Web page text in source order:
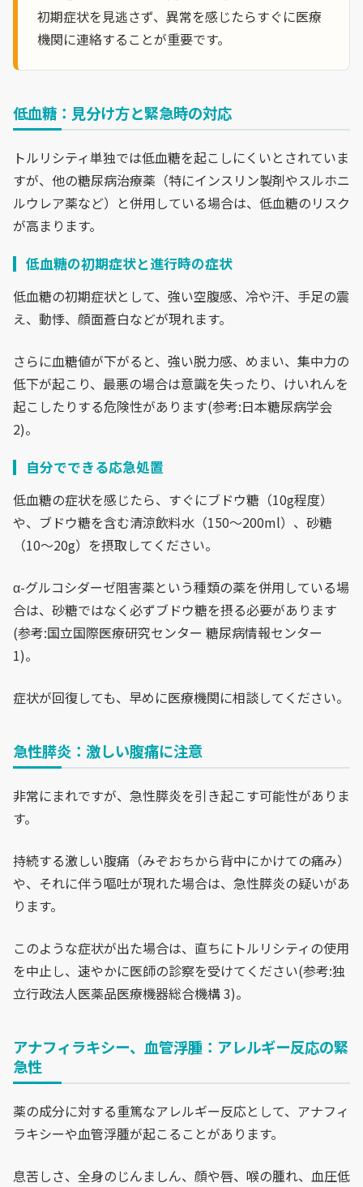
初期症状を見逃さず、異常を感じたらすぐに医療
機関に連絡することが重要です。
低血糖：見分け方と緊急時の対応
トルリシティ単独では低血糖を起こしにくいとされていま
すが、他の糖尿病治療薬（特にインスリン製剤やスルホニ
ルウレア薬など）と併用している場合は、低血糖のリスク
が高まります。
低血糖の初期症状と進行時の症状
低血糖の初期症状として、強い空腹感、冷や汗、手足の震
え、動悸、顔面蒼白などが現れます。
さらに血糖値が下がると、強い脱力感、めまい、集中力の
低下が起こり、最悪の場合は意識を失ったり、けいれんを
起こしたりする危険性があります(参考:日本糖尿病学会
2)。
自分でできる応急処置
低血糖の症状を感じたら、すぐにブドウ糖（10g程度）
や、ブドウ糖を含む清涼飲料水（150〜200ml）、砂糖
（10〜20g）を摂取してください。
α-グルコシダーゼ阻害薬という種類の薬を併用している場
合は、砂糖ではなく必ずブドウ糖を摂る必要があります
(参考:国立国際医療研究センター 糖尿病情報センター
1)。
症状が回復しても、早めに医療機関に相談してください。
急性膵炎：激しい腹痛に注意
非常にまれですが、急性膵炎を引き起こす可能性がありま
す。
持続する激しい腹痛（みぞおちから背中にかけての痛み）
や、それに伴う嘔吐が現れた場合は、急性膵炎の疑いがあ
ります。
このような症状が出た場合は、直ちにトルリシティの使用
を中止し、速やかに医師の診察を受けてください(参考:独
立行政法人医薬品医療機器総合機構 3)。
アナフィラキシー、血管浮腫：アレルギー反応の緊
急性
薬の成分に対する重篤なアレルギー反応として、アナフィ
ラキシーや血管浮腫が起こることがあります。
息苦しさ、全身のじんましん、顔や唇、喉の腫れ、血圧低